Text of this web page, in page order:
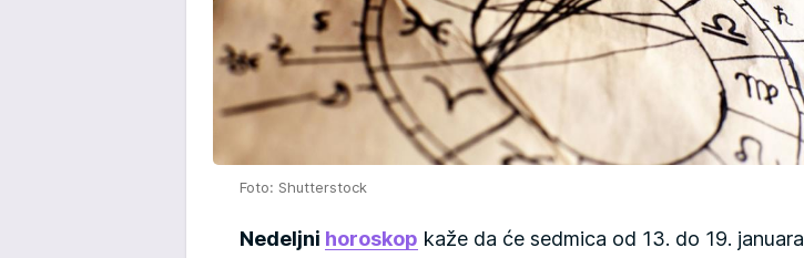
Foto: Shutterstock
Nedeljni horoskop kaže da će sedmica od 13. do 19. januara